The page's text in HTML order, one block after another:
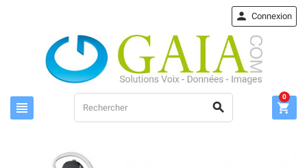
 
 Connexion

0